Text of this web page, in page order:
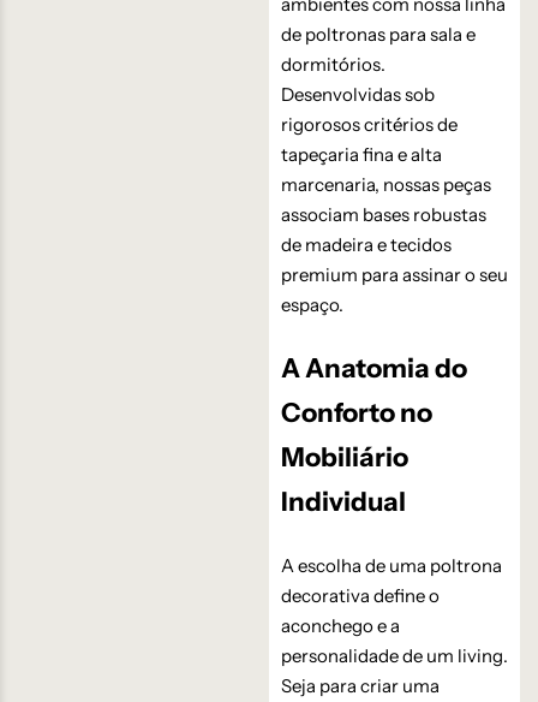
de poltronas para sala e
dormitórios.
Desenvolvidas sob
rigorosos critérios de
tapeçaria fina e alta
marcenaria, nossas peças
associam bases robustas
de madeira e tecidos
premium para assinar o seu
espaço.
A Anatomia do
Conforto no
Mobiliário
Individual
A escolha de uma poltrona
decorativa define o
aconchego e a
personalidade de um living.
Seja para criar uma